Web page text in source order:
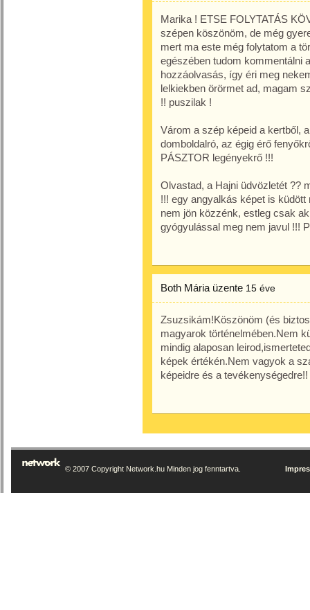
Marika ! ETSE FOLYTATÁS
szépen köszönöm, de még
mert ma este még folytatom a
egészében tudom kommentálni
hozzáolvasás, így éri meg
lelkiekben örörmet ad, magam
!! puszilak !
Várom a szép képeid a kertből,
domboldalró, az égig érő
PÁSZTOR legényekrő !!!
Olvastad, a Hajni üdvözletét ??
!!! egy angyalkás képet is
nem jön közzénk, estleg csak
gyógyulással meg nem javul !!!
Both Mária üzente 15 éve
Zsuzsikám!Köszönöm (és
magyarok történelmében.Nem
mindig alaposan
képek értékén.Nem vagyok a
képeidre és a tevékenységedre!!
© 2007 Copyright Network.hu Minden jog fenntartva.